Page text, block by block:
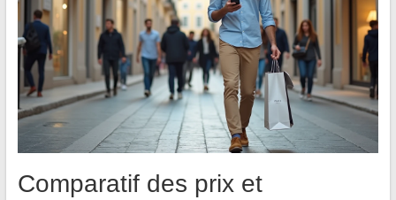
Comparatif des prix et